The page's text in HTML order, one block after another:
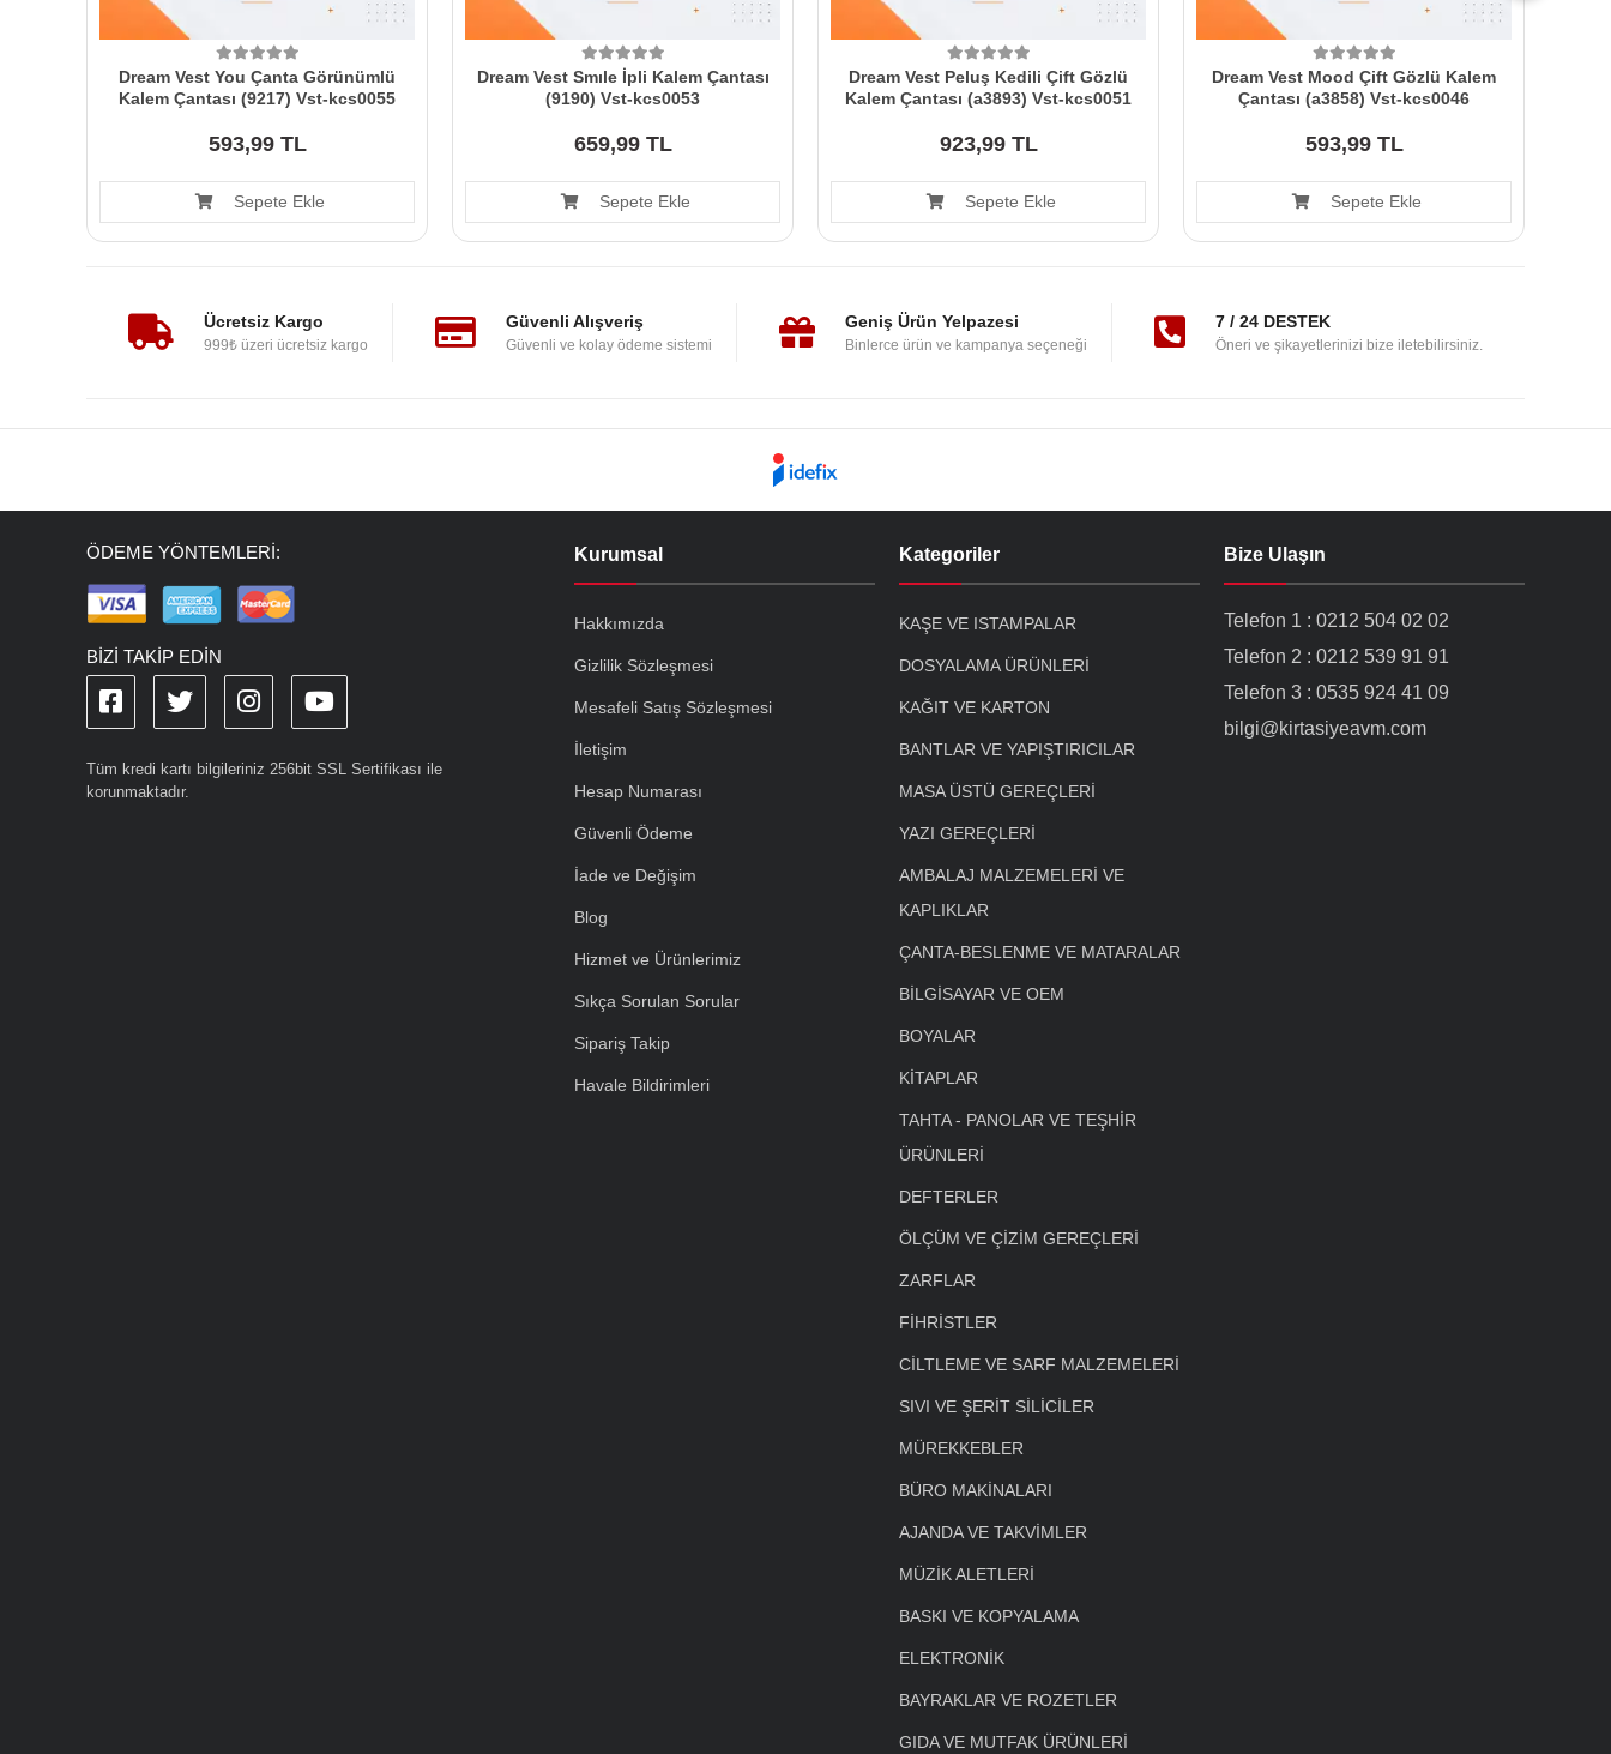
Dream Vest You Çanta Görünümlü
Kalem Çantası (9217) Vst-kcs0055
593,99 TL
Sepete Ekle
Dream Vest Smıle İpli Kalem Çantası
(9190) Vst-kcs0053
659,99 TL
Sepete Ekle
Dream Vest Peluş Kedili Çift Gözlü
Kalem Çantası (a3893) Vst-kcs0051
923,99 TL
Sepete Ekle
Dream Vest Mood Çift Gözlü Kalem
Çantası (a3858) Vst-kcs0046
593,99 TL
Sepete Ekle
Ücretsiz Kargo
999₺ üzeri ücretsiz kargo
Güvenli Alışveriş
Güvenli ve kolay ödeme sistemi
Geniş Ürün Yelpazesi
Binlerce ürün ve kampanya seçeneği
7 / 24 DESTEK
Öneri ve şikayetlerinizi bize iletebilirsiniz.
ÖDEME YÖNTEMLERİ:
BİZİ TAKİP EDİN
Tüm kredi kartı bilgileriniz 256bit SSL Sertifikası ile
korunmaktadır.
Kurumsal
Hakkımızda
Gizlilik Sözleşmesi
Mesafeli Satış Sözleşmesi
İletişim
Hesap Numarası
Güvenli Ödeme
İade ve Değişim
Blog
Hizmet ve Ürünlerimiz
Sıkça Sorulan Sorular
Sipariş Takip
Havale Bildirimleri
Kategoriler
KAŞE VE ISTAMPALAR
DOSYALAMA ÜRÜNLERİ
KAĞIT VE KARTON
BANTLAR VE YAPIŞTIRICILAR
MASA ÜSTÜ GEREÇLERİ
YAZI GEREÇLERİ
AMBALAJ MALZEMELERİ VE
KAPLIKLAR
ÇANTA-BESLENME VE MATARALAR
BİLGİSAYAR VE OEM
BOYALAR
KİTAPLAR
TAHTA - PANOLAR VE TEŞHİR
ÜRÜNLERİ
DEFTERLER
ÖLÇÜM VE ÇİZİM GEREÇLERİ
ZARFLAR
FİHRİSTLER
CİLTLEME VE SARF MALZEMELERİ
SIVI VE ŞERİT SİLİCİLER
MÜREKKEBLER
BÜRO MAKİNALARI
AJANDA VE TAKVİMLER
MÜZİK ALETLERİ
BASKI VE KOPYALAMA
ELEKTRONİK
BAYRAKLAR VE ROZETLER
GIDA VE MUTFAK ÜRÜNLERİ
Bize Ulaşın
Telefon 1 : 0212 504 02 02
Telefon 2 : 0212 539 91 91
Telefon 3 : 0535 924 41 09
bilgi@kirtasiyeavm.com